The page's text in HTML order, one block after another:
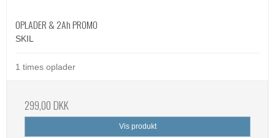
OPLADER & 2Ah PROMO
SKIL
1 times oplader
299,00 DKK
Vis produkt